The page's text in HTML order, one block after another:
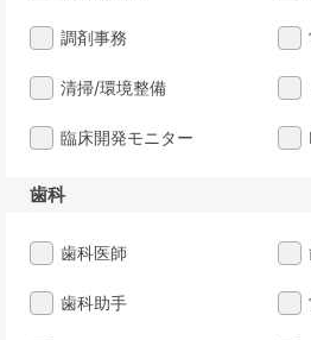
調剤事務
清掃/環境整備
臨床開発モニター
歯科
歯科医師
歯科助手